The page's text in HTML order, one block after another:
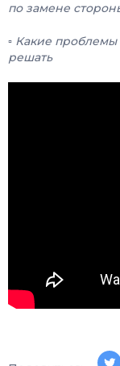
по замене
▫️ Какие проблемы
решать